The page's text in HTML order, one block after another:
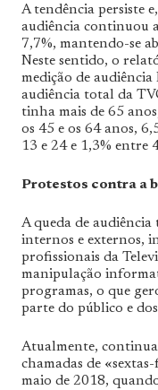
A tendência persiste
audiência continuou
7,7%, mantendo-se
Neste sentido, o
medição de
audiência total da
tinha mais de 65
os 45 e os 64 anos,
13 e 24 e 1,3% entre
Protestos contra a
A queda de audiência
internos e externos,
profissionais da
manipulação
programas, o que
parte do público e
Atualmente,
chamadas de
maio de 2018,